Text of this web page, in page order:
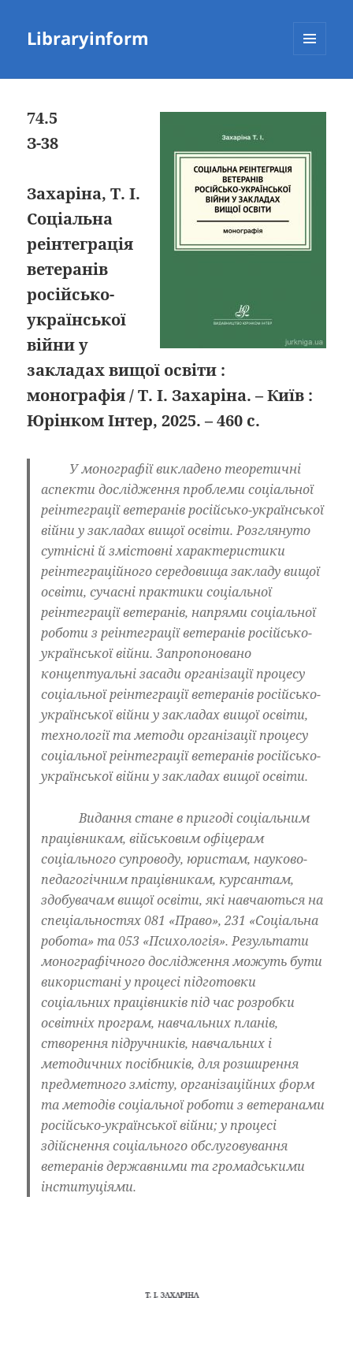
Libraryinform
74.5
З-38
Захаріна, Т. І.
Соціальна
реінтеграція
ветеранів
російсько-
української
війни у
закладах вищої освіти :
монографія / Т. І. Захаріна. – Київ :
Юрінком Інтер, 2025. – 460 с.
У монографії викладено теоретичні
аспекти дослідження проблеми соціальної
реінтеграції ветеранів російсько-української
війни у закладах вищої освіти. Розглянуто
сутнісні й змістовні характеристики
реінтеграційного середовища закладу вищої
освіти, сучасні практики соціальної
реінтеграції ветеранів, напрями соціальної
роботи з реінтеграції ветеранів російсько-
української війни. Запропоновано
концептуальні засади організації процесу
соціальної реінтеграції ветеранів російсько-
української війни у закладах вищої освіти,
технології та методи організації процесу
соціальної реінтеграції ветеранів російсько-
української війни у закладах вищої освіти.
Видання стане в пригоді соціальним
працівникам, військовим офіцерам
соціального супроводу, юристам, науково-
педагогічним працівникам, курсантам,
здобувачам вищої освіти, які навчаються на
спеціальностях 081 «Право», 231 «Соціальна
робота» та 053 «Психологія». Результати
монографічного дослідження можуть бути
використані у процесі підготовки
соціальних працівників під час розробки
освітніх програм, навчальних планів,
створення підручників, навчальних і
методичних посібників, для розширення
предметного змісту, організаційних форм
та методів соціальної роботи з ветеранами
російсько-української війни; у процесі
здійснення соціального обслуговування
ветеранів державними та громадськими
інституціями.